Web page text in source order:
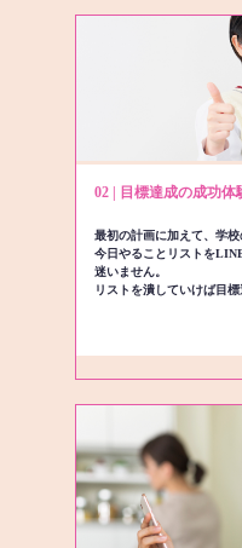
02 | 目標達成の成功体
最初の計画に加えて、学
今日やることリストを
迷いません。
リストを潰していけば目